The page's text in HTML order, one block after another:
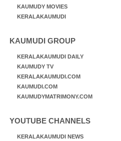
KAUMUDY MOVIES
KERALAKAUMUDI
KAUMUDI GROUP
KERALAKAUMUDI DAILY
KAUMUDY TV
KERALAKAUMUDI.COM
KAUMUDI.COM
KAUMUDYMATRIMONY.COM
YOUTUBE CHANNELS
KERALAKAUMUDI NEWS